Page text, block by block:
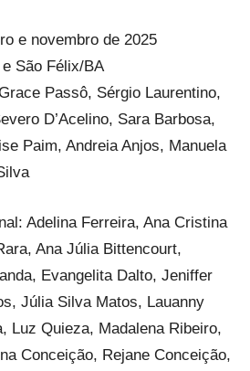
e novembro de 2025
São Félix/BA
Passô, Sérgio Laurentino,
D’Acelino, Sara Barbosa,
Paim, Andreia Anjos, Manuela
Adelina Ferreira, Ana Cristina
Ana Júlia Bittencourt,
Evangelita Dalto, Jeniffer
Júlia Silva Matos, Lauanny
Luz Quieza, Madalena Ribeiro,
Conceição, Rejane Conceição,